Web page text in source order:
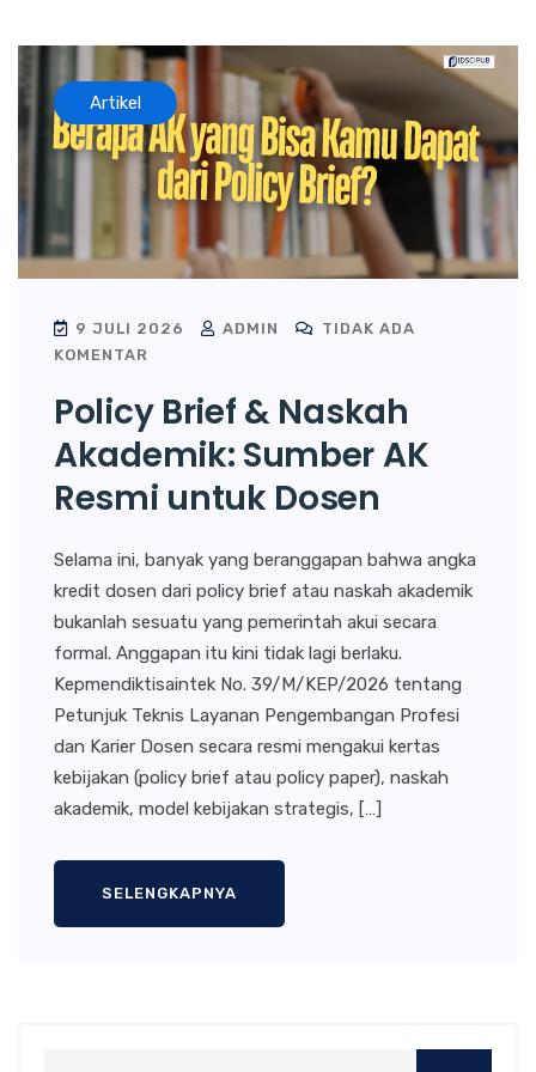
Artikel
9 JULI 2026 ADMIN
TIDAK ADA
KOMENTAR
Policy Brief & Naskah
Akademik: Sumber AK
Resmi untuk Dosen
Selama ini, banyak yang beranggapan bahwa angka
kredit dosen dari policy brief atau naskah akademik
bukanlah sesuatu yang pemerintah akui secara
formal. Anggapan itu kini tidak lagi berlaku.
Kepmendiktisaintek No. 39/M/KEP/2026 tentang
Petunjuk Teknis Layanan Pengembangan Profesi
dan Karier Dosen secara resmi mengakui kertas
kebijakan (policy brief atau policy paper), naskah
akademik, model kebijakan strategis, […]
SELENGKAPNYA